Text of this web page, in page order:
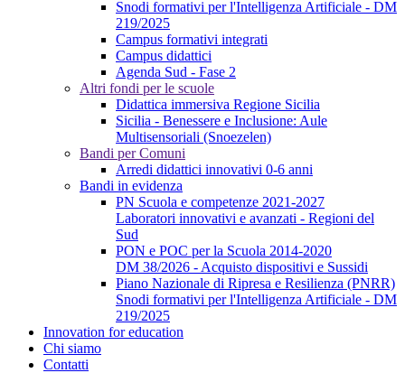
Snodi formativi per l'Intelligenza Artificiale - DM
219/2025
Campus formativi integrati
Campus didattici
Agenda Sud - Fase 2
Altri fondi per le scuole
Didattica immersiva Regione Sicilia
Sicilia - Benessere e Inclusione: Aule
Multisensoriali (Snoezelen)
Bandi per Comuni
Arredi didattici innovativi 0-6 anni
Bandi in evidenza
PN Scuola e competenze 2021-2027
Laboratori innovativi e avanzati - Regioni del
Sud
PON e POC per la Scuola 2014-2020
DM 38/2026 - Acquisto dispositivi e Sussidi
Piano Nazionale di Ripresa e Resilienza (PNRR)
Snodi formativi per l'Intelligenza Artificiale - DM
219/2025
Innovation for education
Chi siamo
Contatti